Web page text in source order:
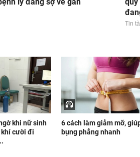
Tin
khi nữ sinh
cười đi
6 cách làm giảm mỡ,
bụng phẳng nhanh